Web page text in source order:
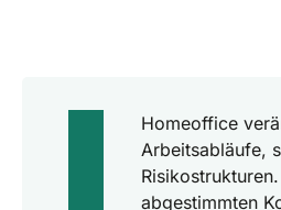
Homeoffice
Arbeitsabläufe,
abgestimmten